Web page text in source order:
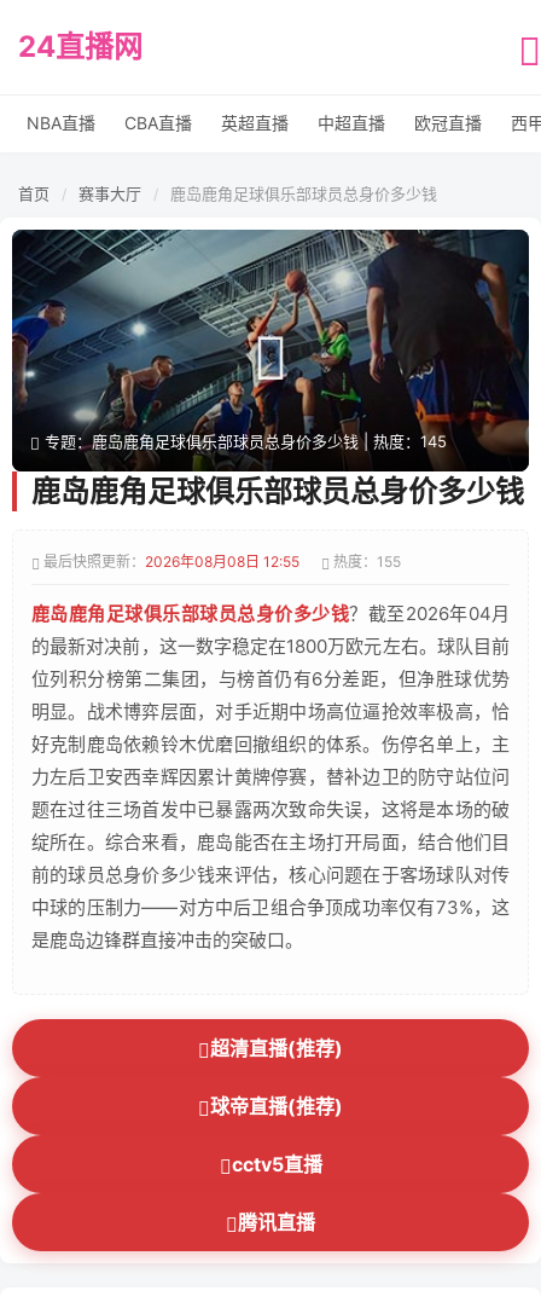
24直播网
NBA直播 CBA直播 英超直播 中超直播 欧冠直播 西
首页 / 赛事大厅 / 鹿岛鹿角足球俱乐部球员总身价多少钱
专题：鹿岛鹿角足球俱乐部球员总身价多少钱 | 热度：145
鹿岛鹿角足球俱乐部球员总身价多少钱
最后快照更新： 2026年08月08日 12:55 热度：155
鹿岛鹿角足球俱乐部球员总身价多少钱？截至2026年04月
的最新对决前，这一数字稳定在1800万欧元左右。球队目前
位列积分榜第二集团，与榜首仍有6分差距，但净胜球优势
明显。战术博弈层面，对手近期中场高位逼抢效率极高，恰
好克制鹿岛依赖铃木优磨回撤组织的体系。伤停名单上，主
力左后卫安西幸辉因累计黄牌停赛，替补边卫的防守站位问
题在过往三场首发中已暴露两次致命失误，这将是本场的破
绽所在。综合来看，鹿岛能否在主场打开局面，结合他们目
前的球员总身价多少钱来评估，核心问题在于客场球队对传
中球的压制力——对方中后卫组合争顶成功率仅有73%，这
是鹿岛边锋群直接冲击的突破口。
超清直播(推荐)
球帝直播(推荐)
cctv5直播
腾讯直播